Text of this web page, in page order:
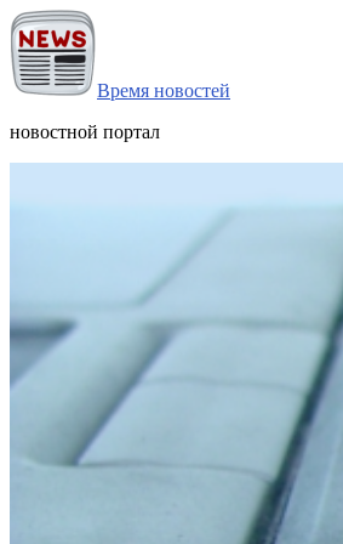
Время новостей
новостной портал